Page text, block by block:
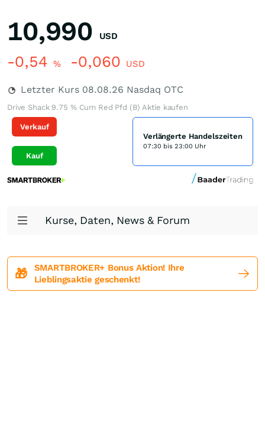
10,990 USD
-0,54 % -0,060 USD
Letzter Kurs 08.08.26 Nasdaq OTC
Drive Shack 9.75 % Cum Red Pfd (B) Aktie kaufen
Verkauf
Kauf
Verlängerte Handelszeiten
07:30 bis 23:00 Uhr
Kurse, Daten, News & Forum
🎁
SMARTBROKER+ Bonus Aktion! Ihre
Lieblingsaktie geschenkt!